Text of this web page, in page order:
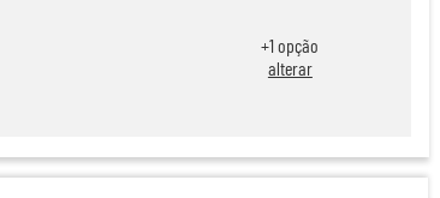
+1opção
alterar